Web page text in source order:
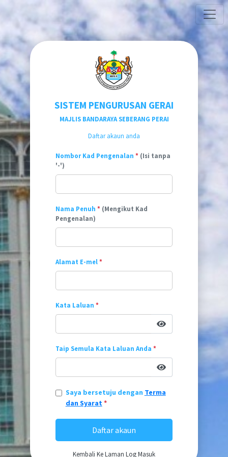
SISTEM PENGURUSAN GERAI
MAJLIS BANDARAYA SEBERANG PERAI
Daftar akaun anda
Nombor Kad Pengenalan * (Isi tanpa
'-')
Nama Penuh * (Mengikut Kad
Pengenalan)
Alamat E-mel*
Kata Laluan *
Taip Semula Kata Laluan Anda *
Saya bersetuju dengan Terma
dan Syarat*
Daftar akaun
Kembali Ke Laman Log Masuk